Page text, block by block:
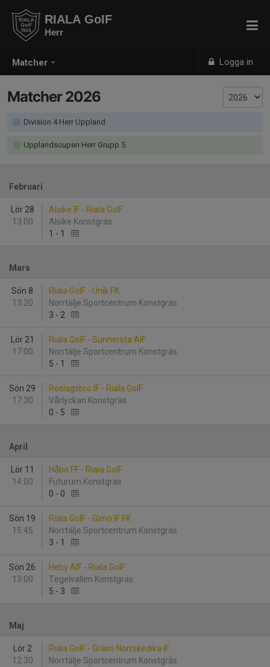
Matcher Logga in
RIALA GoIF
Herr
Matcher 2026
Division 4 Herr Uppland
Upplandscupen Herr Grupp 5
Februari
Lör 28
13:00
Alsike IF - Riala GoIF
Alsike Konstgräs
1 - 1
Mars
Sön 8
13:20
Riala GoIF - Unik FK
Norrtälje Sportcentrum Konstgräs
3 - 2
Lör 21
17:00
Riala GoIF - Sunnersta AIF
Norrtälje Sportcentrum Konstgräs
5 - 1
Sön 29
17:30
Roslagsbro IF - Riala GoIF
Vårlyckan Konstgräs
0 - 5
April
Lör 11
14:00
Håbo FF - Riala GoIF
Futurum Konstgräs
0 - 0
Sön 19
15:45
Riala GoIF - Gimo IF FK
Norrtälje Sportcentrum Konstgräs
3 - 1
Sön 26
13:00
Heby AIF - Riala GoIF
Tegelvallen Konstgräs
5 - 3
Maj
Lör 2
12:30
Riala GoIF - Gräsö Norrskedika IF
Norrtälje Sportcentrum Konstgräs